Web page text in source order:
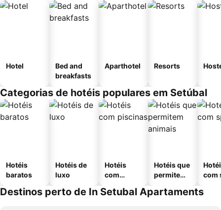
Hotel
Bed and
breakfasts
Aparthotel Resorts
Categorias de hotéis populares em Setúbal
Hotéis
baratos
Hotéis de
luxo
Hotéis
com
Hotéis que
permitem
com
Destinos perto de In Setubal Apartaments